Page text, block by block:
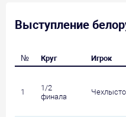
Выступление
№ Круг Игрок
1
1/2
финала